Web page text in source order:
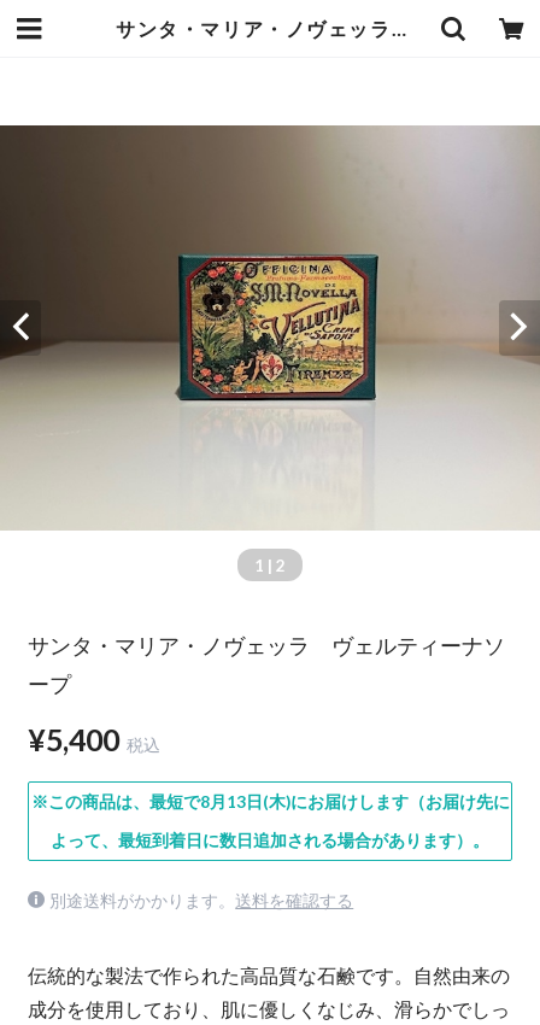
サンタ・マリア・ノヴェッラ ヴェルティーナソープ | オーベルジュ麻布
1 | 2
サンタ・マリア・ノヴェッラ ヴェルティーナソ
ープ
¥5,400 税込
※この商品は、最短で8月13日(木)にお届けします（お届け先に
よって、最短到着日に数日追加される場合があります）。
別途送料がかかります。 送料を確認する
伝統的な製法で作られた高品質な石鹸です。自然由来の
成分を使用しており、肌に優しくなじみ、滑らかでしっ